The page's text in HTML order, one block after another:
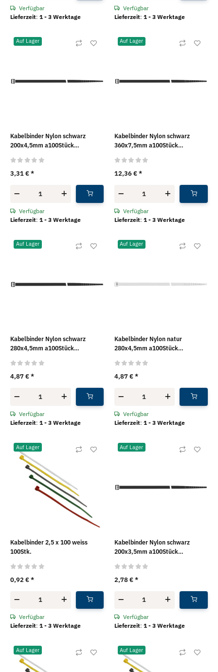
Verfügbar
Lieferzeit: 1 - 3 Werktage
Verfügbar
Lieferzeit: 1 - 3 Werktage
Auf Lager
Kabelbinder Nylon schwarz
200x4,5mm a100Stück
3,31 €*
Verfügbar
Lieferzeit: 1 - 3 Werktage
Auf Lager
Kabelbinder Nylon schwarz
360x7,5mm a100Stück
12,36 €*
Verfügbar
Lieferzeit: 1 - 3 Werktage
Auf Lager
Kabelbinder Nylon schwarz
280x4,5mm a100Stück
4,87 €*
Verfügbar
Lieferzeit: 1 - 3 Werktage
Auf Lager
Kabelbinder Nylon natur
280x4,5mm a100Stück
4,87 €*
Verfügbar
Lieferzeit: 1 - 3 Werktage
Auf Lager
Kabelbinder 2,5 x 100 weiss
100Stk.
0,92 €*
Verfügbar
Lieferzeit: 1 - 3 Werktage
Auf Lager
Kabelbinder Nylon schwarz
200x3,5mm a100Stück
2,78 €*
Verfügbar
Lieferzeit: 1 - 3 Werktage
Auf Lager Auf Lager